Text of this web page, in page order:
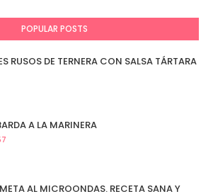
POPULAR POSTS
RUSOS DE TERNERA CON SALSA TÁRTARA
A LA MARINERA
AL MICROONDAS. RECETA SANA Y